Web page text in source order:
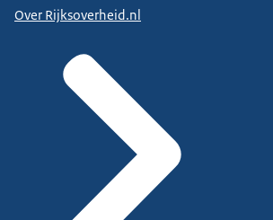
Over Rijksoverheid.nl